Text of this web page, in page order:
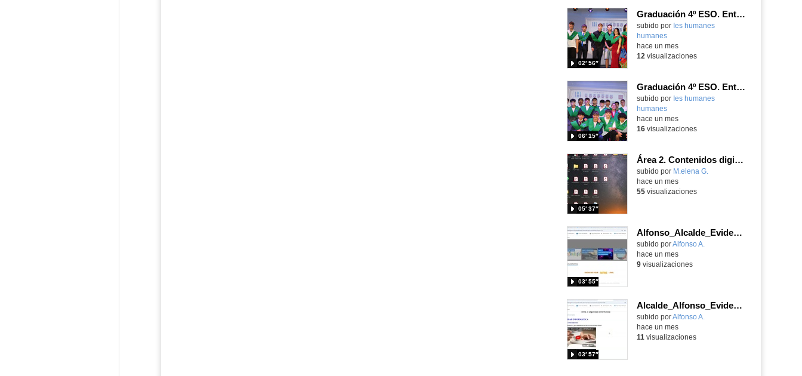
Graduación 4º ESO. Entrega de bandas 4º Div
subido por Ies humanes
humanes
02′ 56″
-
hace un mes
12 visualizaciones
Graduación 4º ESO. Entrega de bandas 4ºB
subido por Ies humanes
humanes
06′ 15″
-
hace un mes
16visualizaciones
Área 2. Contenidos digitales
Contenido educativo.
subido por M.elena G.
05′ 37″
hace un mes
55visualizaciones
Alfonso_Alcalde_EvidenciaArea_3
Contenido educativo.
subido porAlfonso A.
03′ 55″
hace un mes
9visualizaciones
Alcalde_Alfonso_EvidenciaArea_2
Contenido educativo.
subido porAlfonso A.
03′ 57″
hace un mes
11 visualizaciones